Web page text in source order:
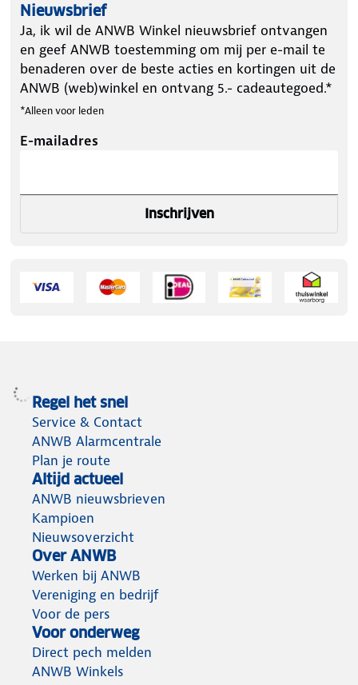
Nieuwsbrief
Ja, ik wil de ANWB Winkel nieuwsbrief ontvangen
en geef ANWB toestemming om mij per e-mail te
benaderen over de beste acties en kortingen uit de
ANWB (web)winkel en ontvang 5.- cadeautegoed.*
*Alleen voor leden
E-mailadres
Inschrijven
Regel het snel
Service & Contact
ANWB Alarmcentrale
Plan je route
Altijd actueel
ANWB nieuwsbrieven
Kampioen
Nieuwsoverzicht
Over ANWB
Werken bij ANWB
Vereniging en bedrijf
Voor de pers
Voor onderweg
Direct pech melden
ANWB Winkels